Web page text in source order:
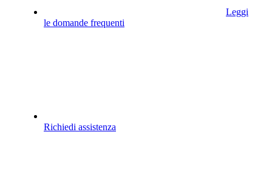
Leggi
le domande frequenti
Richiedi assistenza